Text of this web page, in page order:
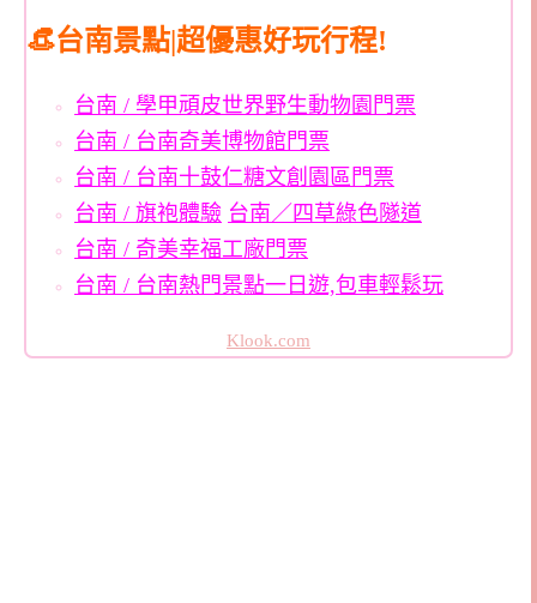
👒台南景點|超優惠好玩行程!
台南 / 學甲頑皮世界野生動物園門票
台南 / 台南奇美博物館門票
台南 / 台南十鼓仁糖文創園區門票
台南 / 旗袍體驗 台南／四草綠色隧道
台南 / 奇美幸福工廠門票
台南 / 台南熱門景點一日遊,包車輕鬆玩
Klook.com